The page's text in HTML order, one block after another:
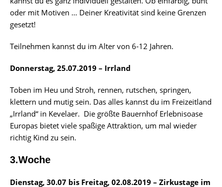
oder mit Motiven … Deiner Kreativität sind keine Grenzen
gesetzt!
Teilnehmen kannst du im Alter von 6-12 Jahren.
Donnerstag, 25.07.2019 – Irrland
Toben im Heu und Stroh, rennen, rutschen, springen,
klettern und mutig sein. Das alles kannst du im Freizeitland
„Irrland“ in Kevelaer. Die größte Bauernhof Erlebnisoase
Europas bietet viele spaßige Attraktion, um mal wieder
richtig Kind zu sein.
3.Woche
Dienstag, 30.07 bis Freitag, 02.08.2019 – Zirkustage im